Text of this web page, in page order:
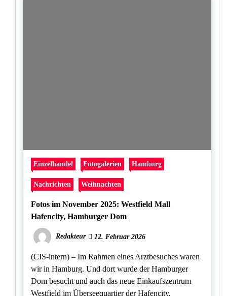
Einzelhandel Fotogalerien Hamburg
Nachrichten Weihnachten
Fotos im November 2025: Westfield Mall
Hafencity, Hamburger Dom
Redakteur 12. Februar 2026
(CIS-intern) – Im Rahmen eines Arztbesuches waren
wir in Hamburg. Und dort wurde der Hamburger
Dom besucht und auch das neue Einkaufszentrum
Westfield im Überseequartier der Hafencity.